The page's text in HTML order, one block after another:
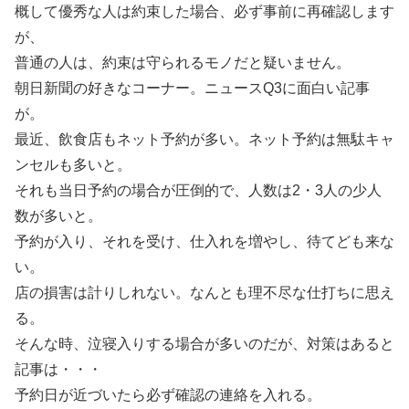
概して優秀な人は約束した場合、必ず事前に再確認します
が、
普通の人は、約束は守られるモノだと疑いません。
朝日新聞の好きなコーナー。ニュースQ3に面白い記事
が。
最近、飲食店もネット予約が多い。ネット予約は無駄キャ
ンセルも多いと。
それも当日予約の場合が圧倒的で、人数は2・3人の少人
数が多いと。
予約が入り、それを受け、仕入れを増やし、待てども来な
い。
店の損害は計りしれない。なんとも理不尽な仕打ちに思え
る。
そんな時、泣寝入りする場合が多いのだが、対策はあると
記事は・・・
予約日が近づいたら必ず確認の連絡を入れる。